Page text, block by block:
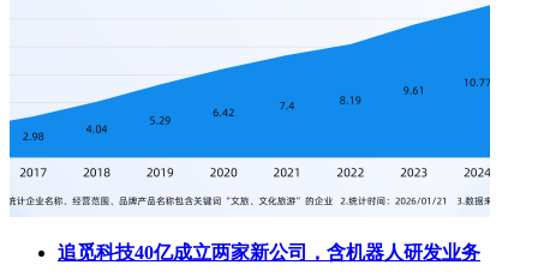
追觅科技40亿成立两家新公司，含机器人研发业务